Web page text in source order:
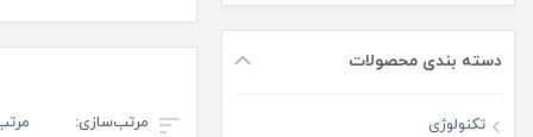
دسته‌ بندی محصولات
تکنولوژی